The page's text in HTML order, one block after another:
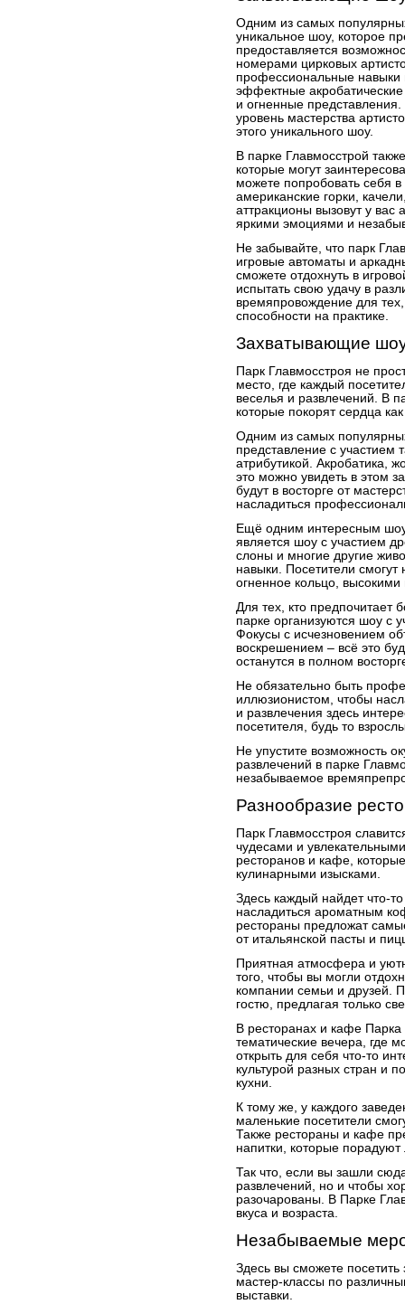
Одним из самых
уникальное шоу, которое
предоставляется
номерами цирковых
профессиональные навыки
эффектные
и огненные
уровень мастерства
этого уникального шоу.
В парке Главмосстрой
которые могут
можете попробовать себя в
американские горки,
аттракционы вызовут у
яркими эмоциями и
Не забывайте, что парк
игровые автоматы и
сможете отдохнуть в
испытать свою удачу в
времяпровождение для
способности на практике.
Захватывающие
Парк Главмосстроя не
место, где каждый
веселья и развлечений. В
которые покорят сердца
Одним из самых
представление с участием
атрибутикой. Акробатика,
это можно увидеть в этом
будут в восторге от
насладиться
Ещё одним интересным
является шоу с участием
слоны и многие другие
навыки. Посетители
огненное кольцо,
Для тех, кто предпочитает
парке организуются шоу с
Фокусы с исчезновением
воскрешением – всё это
останутся в полном
Не обязательно быть
иллюзионистом, чтобы
и развлечения здесь
посетителя, будь то
Не упустите возможность
развлечений в парке
незабываемое
Разнообразие
Парк Главмосстроя
чудесами и
ресторанов и кафе,
кулинарными изысками.
Здесь каждый найдет что-
насладиться ароматным
рестораны предложат
от итальянской пасты и
Приятная атмосфера и
того, чтобы вы могли
компании семьи и друзей.
гостю, предлагая только
В ресторанах и кафе Парка
тематические вечера, где
открыть для себя что-то
культурой разных стран и
кухни.
К тому же, у каждого
маленькие посетители
Также рестораны и кафе
напитки, которые порадуют
Так что, если вы зашли
развлечений, но и чтобы
разочарованы. В Парке
вкуса и возраста.
Незабываемые
Здесь вы сможете посетить
мастер-классы по
выставки.